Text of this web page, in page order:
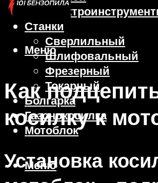
Станки
Сверлильный
Шлифовальный
Фрезерный
Токарный
Болгарка
Газонокосилка
Мотоблок
Меню
Меню
Как
косилку к
Установка